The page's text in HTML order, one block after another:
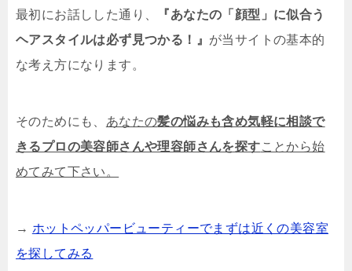
最初にお話しした通り、
『あなたの「顔型」に似合う
ヘアスタイルは必ず見つかる！』 が当サイトの基本的
な考え方になります。
そのためにも、 あなたの髪の悩みも含め気軽に相談で
きるプロの美容師さんや理容師さんを探すことから始
めてみて下さい。
→ ホットペッパービューティーでまずは近くの美容室
を探してみる